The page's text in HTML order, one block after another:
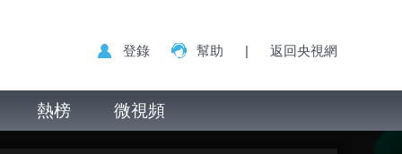
登錄 幫助 | 返回央視網
熱榜 微視頻